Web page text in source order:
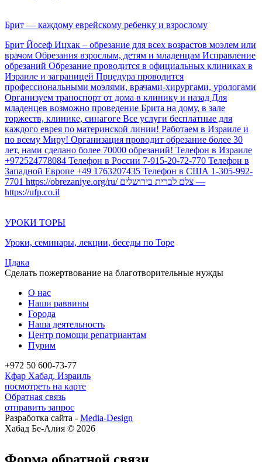
Брит — каждому еврейскому ребенку и взрослому
Брит Йосеф Ицхак – обрезание для всех возрастов моэлем или
врачом Обрезания взрослым, детям и младенцам Исправление
обрезаний Обрезание проводится в официальных клиниках в
Израиле и заграницей Прцедура проводится
профессиональными моэлями, врачами-хирургами, урологами
Организуем траноспорт от дома в клинику и назад Для
младенцев возможно проведение Брита на дому, в зале
торжеств, клинике, синагоге Все услуги бесплатные для
каждого еврея по материнской линии! Работаем в Израиле и
по всему Миру! Организация проводит обрезание более 30
лет, нами сделано более 70000 обрезаний! Телефон в Израиле
+972524778084 Телефон в России 7-915-20-72-770 Телефон в
Западной Европе +49 1763207435 Телефон в США 1-305-992-
7701 https://obrezaniye.org/ru/ צלם לברית בירושלים —
https://ufp.co.il
УРОКИ ТОРЫ
Уроки, семинары, лекции, беседы по Торе
Цдака
Сделать пожертвование на благотворительные нужды
О нас
Наши раввины
Города
Наша деятельность
Центр помощи репатриантам
Пурим
+972 50 600-73-77
Кфар Хабад, Израиль
посмотреть на карте
Обратная связь
отправить запрос
Разработка сайта - Media-Design
Хабад Бе-Алия © 2026
Форма обратной связи